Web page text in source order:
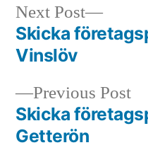
Post
navigation
Previous Post
Skicka
Getterön
Next Post
Next
post:
Skicka
Vinslöv